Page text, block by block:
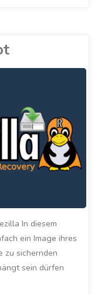
In diesem
ein Image ihres
zu sichernden
sein dürfen